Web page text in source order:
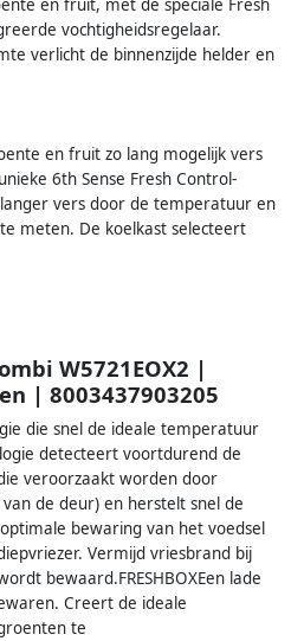
en fruit, met de speciale Fresh
vochtigheidsregelaar.
verlicht de binnenzijde helder en
en fruit zo lang mogelijk vers
6th Sense Fresh Control-
vers door de temperatuur en
meten. De koelkast selecteert
W5721EOX2 |
| 8003437903205
die snel de ideale temperatuur
detecteert voortdurend de
veroorzaakt worden door
de deur) en herstelt snel de
bewaring van het voedsel
Vermijd vriesbrand bij
bewaard.FRESHBOXEen lade
Creert de ideale
te